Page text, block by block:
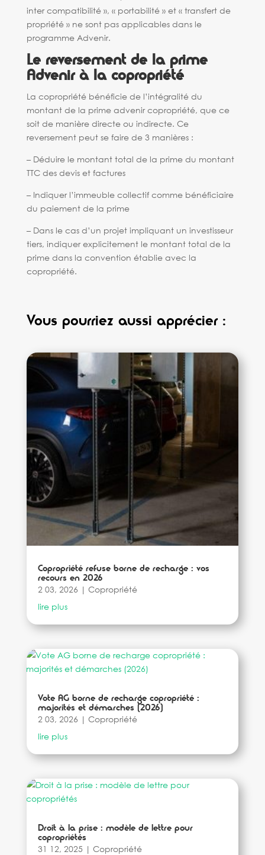
inter compatibilité », « portabilité » et « transfert de
propriété » ne sont pas applicables dans le
programme Advenir.
Le reversement de la prime
Advenir à la copropriété
La copropriété bénéficie de l’intégralité du
montant de la prime advenir copropriété, que ce
soit de manière directe ou indirecte. Ce
reversement peut se faire de 3 manières :
– Déduire le montant total de la prime du montant
TTC des devis et factures
– Indiquer l’immeuble collectif comme bénéficiaire
du paiement de la prime
– Dans le cas d’un projet impliquant un investisseur
tiers, indiquer explicitement le montant total de la
prime dans la convention établie avec la
copropriété.
Vous pourriez aussi apprécier :
Copropriété refuse borne de recharge : vos
recours en 2026
2 03, 2026 | Copropriété
lire plus
Vote AG borne de recharge copropriété :
majorités et démarches (2026)
2 03, 2026 | Copropriété
lire plus
Droit à la prise : modèle de lettre pour
copropriétés
31 12, 2025 | Copropriété